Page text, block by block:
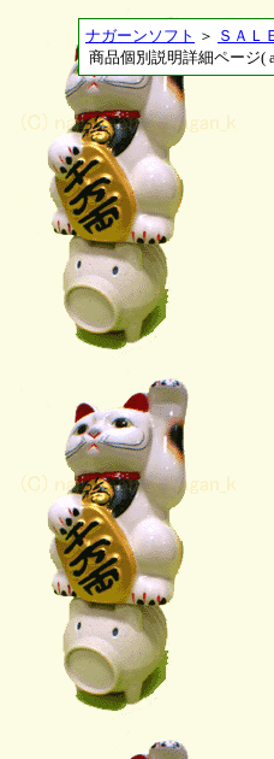
ナガーンソフト ＞ ＳＡＬ
商品個別説明詳細ページ(